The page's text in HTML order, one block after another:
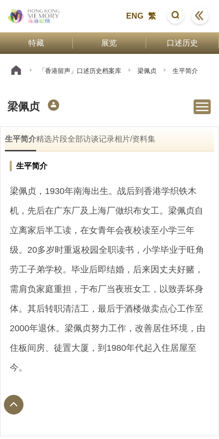
ENG 繁
特藏 展览 口述历史
「香港留声」口述历史档案库 梁佩贞 生平简介
梁佩贞
生平简介精选片段全部访谈记录相片/资料集
生平简介
梁佩贞，1930年南海出生。战后到香港学织铁木
机，先后在广东厂及上海厂做织布女工。梁佩贞自
立离家后半工读，在女青年会夜校读至小学三年
级。20多岁时重返校园全职读书，小学毕业于旺角
劳工子弟学校。毕业后即结婚，后来因丈夫好赌，
需肩负家庭重担，于布厂当夜班女工，以致弄坏身
体。其后转职清洁工，最后于酒楼做卖点心工作至
2000年退休。梁佩贞努力工作，改善居住环境，由
住板间房、徒置大厦，到1980年代起入住居屋至
今。